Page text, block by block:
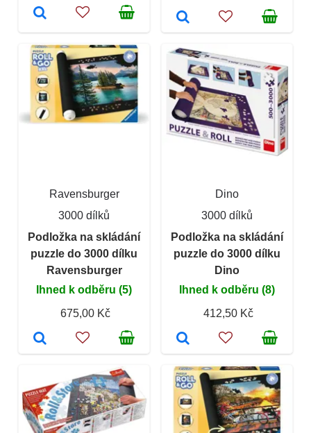
Ravensburger
3000 dílků
Podložka na skládání
puzzle do 3000 dílku
Ravensburger
Ihned k odběru (5)
675,00 Kč
Dino
3000 dílků
Podložka na skládání
puzzle do 3000 dílku
Dino
Ihned k odběru (8)
412,50 Kč